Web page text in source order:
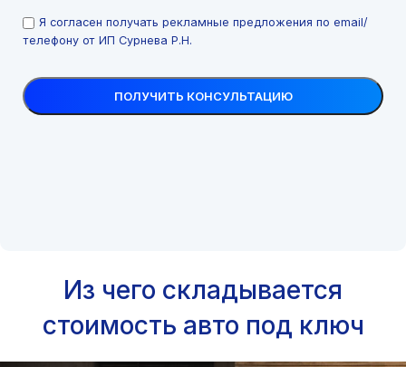
Я согласен получать рекламные предложения по email/
телефону от ИП Сурнева Р.Н.
Из чего складывается
стоимость авто под ключ